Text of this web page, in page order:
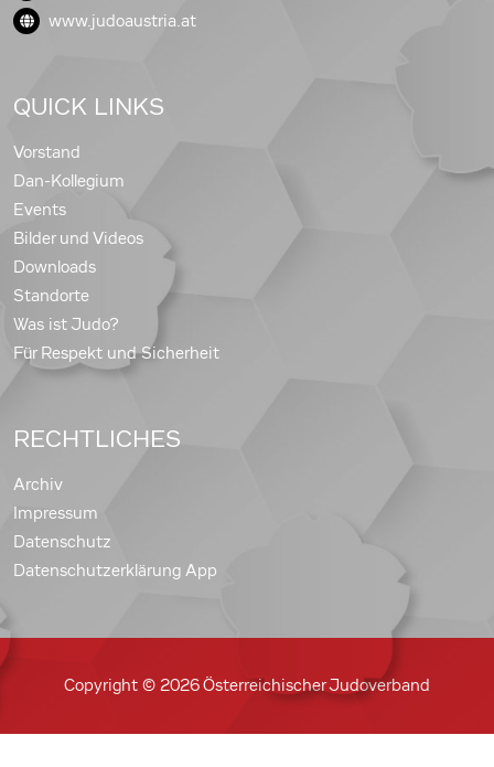
www.judoaustria.at
QUICK LINKS
Vorstand
Dan-Kollegium
Events
Bilder und Videos
Downloads
Standorte
Was ist Judo?
Für Respekt und Sicherheit
RECHTLICHES
Archiv
Impressum
Datenschutz
Datenschutzerklärung App
Copyright © 2026 Österreichischer Judoverband